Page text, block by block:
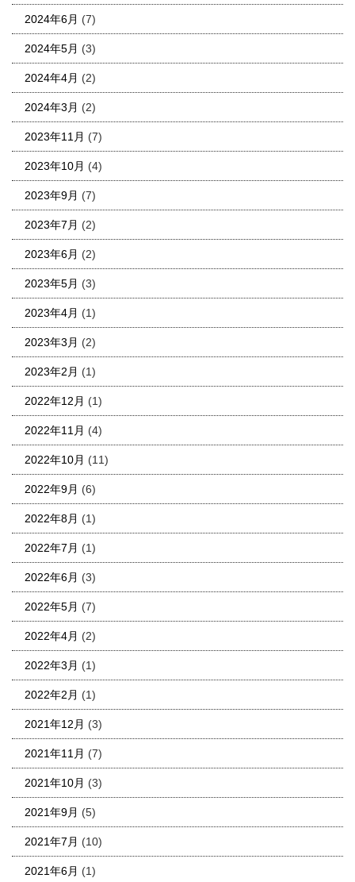
2024年6月 (7)
2024年5月 (3)
2024年4月 (2)
2024年3月 (2)
2023年11月 (7)
2023年10月 (4)
2023年9月 (7)
2023年7月 (2)
2023年6月 (2)
2023年5月 (3)
2023年4月 (1)
2023年3月 (2)
2023年2月 (1)
2022年12月 (1)
2022年11月 (4)
2022年10月 (11)
2022年9月 (6)
2022年8月 (1)
2022年7月 (1)
2022年6月 (3)
2022年5月 (7)
2022年4月 (2)
2022年3月 (1)
2022年2月 (1)
2021年12月 (3)
2021年11月 (7)
2021年10月 (3)
2021年9月 (5)
2021年7月 (10)
2021年6月 (1)